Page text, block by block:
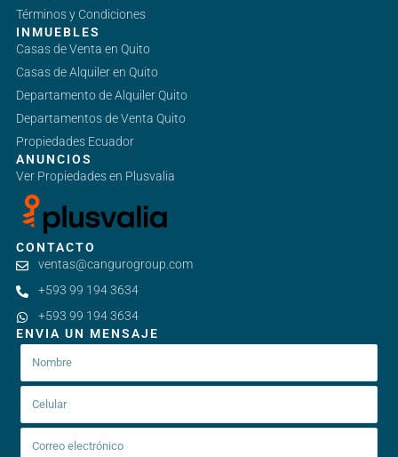
Términos y Condiciones
INMUEBLES
Casas de Venta en Quito
Casas de Alquiler en Quito
Departamento de Alquiler Quito
Departamentos de Venta Quito
Propiedades Ecuador
ANUNCIOS
Ver Propiedades en Plusvalia
CONTACTO
ventas@cangurogroup.com
+593 99 194 3634
+593 99 194 3634
ENVIA UN MENSAJE